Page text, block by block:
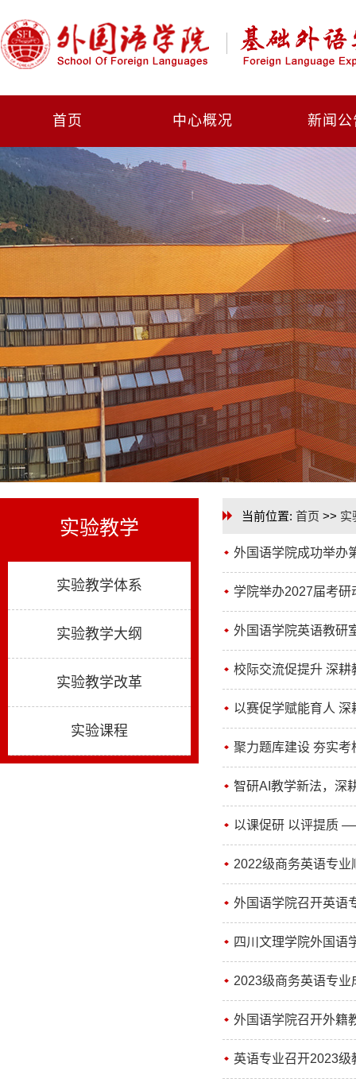
首页 中心概况 新闻公
实验教学
实验教学体系
实验教学大纲
实验教学改革
实验课程
当前位置: 首页 >> 实
外国语学院成功举办
学院举办2027届考研
外国语学院英语教研
校际交流促提升 深
以赛促学赋能育人
聚力题库建设 夯实
智研AI教学新法，深
以课促研 以评提质
2022级商务英语专业
外国语学院召开英语
四川文理学院外国语
2023级商务英语专业
外国语学院召开外籍
英语专业召开2023